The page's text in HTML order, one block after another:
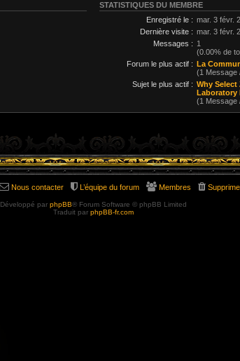
STATISTIQUES DU MEMBRE
Enregistré le : mar. 3 févr.
Dernière visite : mar. 3 févr.
Messages : 1
(0.00% de
Forum le plus actif : La
(1 Message
Sujet le plus actif : Why
Laboratory
(1 Message
Membres
L’équipe du forum
Nous contacter
Développé par phpBB® Forum Software © phpBB Limited
Traduit par phpBB-fr.com